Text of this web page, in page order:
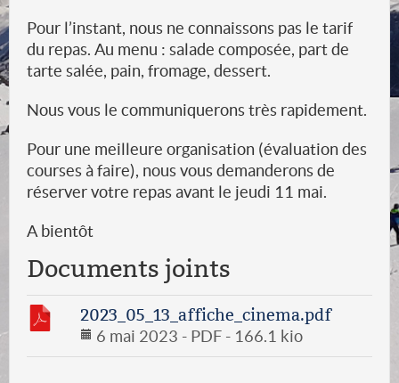
Pour l’instant, nous ne connaissons pas le tarif
du repas. Au menu : salade composée, part de
tarte salée, pain, fromage, dessert.
Nous vous le communiquerons très rapidement.
Pour une meilleure organisation (évaluation des
courses à faire), nous vous demanderons de
réserver votre repas avant le jeudi 11 mai.
A bientôt
Documents joints
2023_05_13_affiche_cinema.pdf
6 mai 2023 - PDF - 166.1 kio